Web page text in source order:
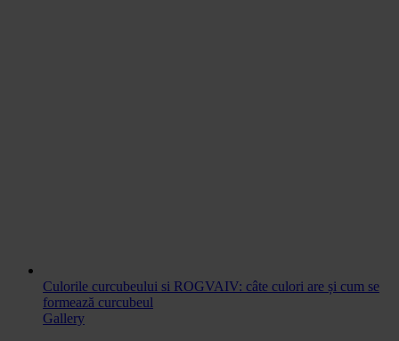
Culorile curcubeului si ROGVAIV: câte culori are și cum se
formează curcubeul
Gallery